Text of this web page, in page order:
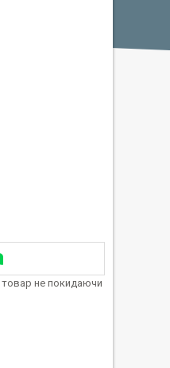
товар не покидаючи